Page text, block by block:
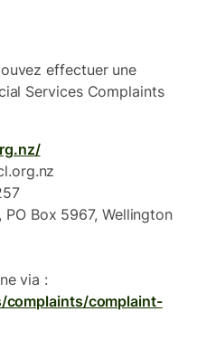
effectuer une
Services Complaints
Box 5967, Wellington
via :
complaint-